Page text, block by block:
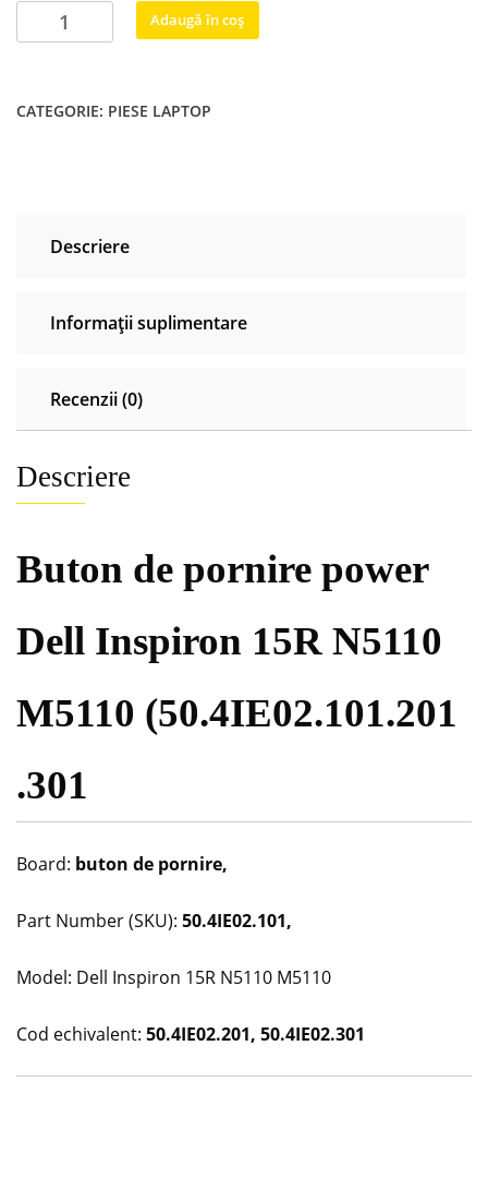
Cantitate
Buton
power
M5110
Adaugă în coș
CATEGORIE: PIESE LAPTOP
Descriere
Informații suplimentare
Recenzii (0)
Descriere
Buton de pornire power
Dell Inspiron 15R N5110
M5110 (50.4IE02.101.201
.301
Board: buton de pornire,
Part Number (SKU): 50.4IE02.101,
Model: Dell Inspiron 15R N5110 M5110
Cod echivalent: 50.4IE02.201, 50.4IE02.301